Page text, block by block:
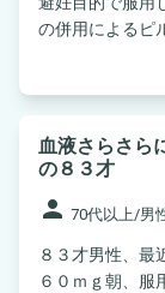
の併用によるピ
血液さらさら
の８３才
person 70代以上/男
８３才男性、最
６０ｍｇ朝、服